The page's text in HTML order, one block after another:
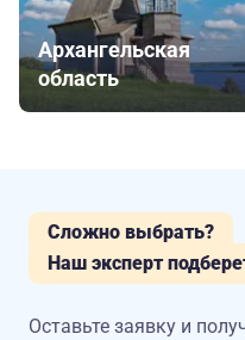
Архангельская
область
Сложно выбрать?
Наш эксперт
Оставьте заявку и